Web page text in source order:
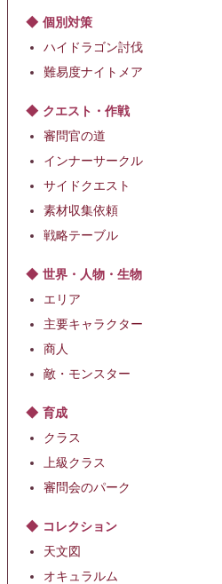
個別対策
ハイドラゴン討伐
難易度ナイトメア
クエスト・作戦
審問官の道
インナーサークル
サイドクエスト
素材収集依頼
戦略テーブル
世界・人物・生物
エリア
主要キャラクター
商人
敵・モンスター
育成
クラス
上級クラス
審問会のパーク
コレクション
天文図
オキュラルム